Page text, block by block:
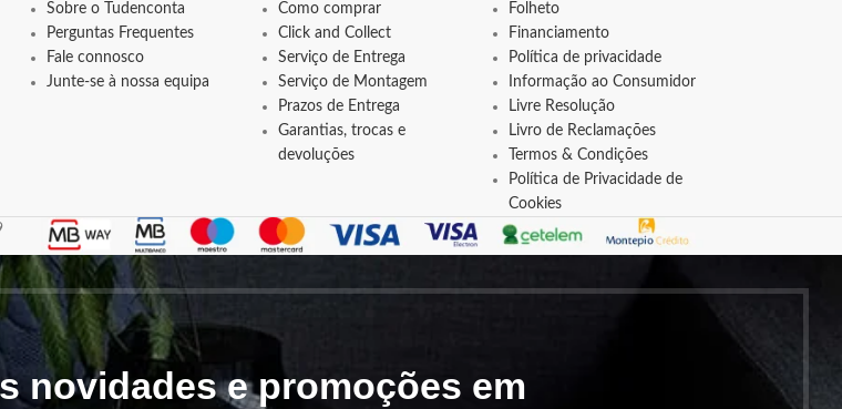
Sobre o Tudenconta
Perguntas Frequentes
Fale connosco
Junte-se à nossa equipa
Como comprar
Click and Collect
Serviço de Entrega
Serviço de Montagem
Prazos de Entrega
Garantias, trocas e
devoluções
Folheto
Financiamento
Política de privacidade
Informação ao Consumidor
Livre Resolução
Livro de Reclamações
Termos & Condições
Política de Privacidade de
Cookies
novidades e promoções em